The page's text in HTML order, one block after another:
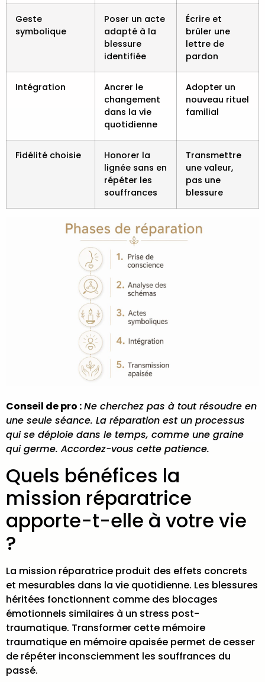
Geste
symbolique
Poser un acte
adapté à la
blessure
identifiée
Écrire et
brûler une
lettre de
pardon
Intégration
Ancrer le
changement
dans la vie
quotidienne
Adopter un
nouveau rituel
familial
Fidélité choisie
Honorer la
lignée sans en
répéter les
souffrances
Transmettre
une valeur,
pas une
blessure
Conseil de pro :Ne cherchez pas à tout résoudre en
une seule séance. La réparation est un processus
qui se déploie dans le temps, comme une graine
qui germe. Accordez-vous cette patience.
Quels bénéfices la
mission réparatrice
apporte-t-elle à votre vie
?
La mission réparatrice produit des effets concrets
et mesurables dans la vie quotidienne. Les blessures
héritées fonctionnent comme des blocages
émotionnels similaires à un stress post-
traumatique. Transformer cette mémoire
traumatique en mémoire apaisée permet de cesser
de répéter inconsciemment les souffrances du
passé.